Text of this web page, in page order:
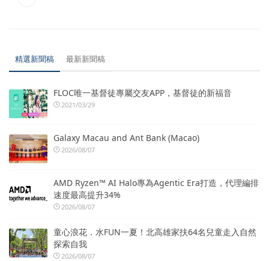
精選新聞稿 最新新聞稿
FLOC唯一基督徒專屬交友APP，基督徒的新福音
2021/03/29
Galaxy Macau and Ant Bank (Macao)
2026/08/07
AMD Ryzen™ AI Halo專為Agentic Era打造，代理編排
速度最高提升34%
2026/08/07
童心浪花．水FUN一夏！北高雄家扶64名兒童走入自然
探索自我
2026/08/07